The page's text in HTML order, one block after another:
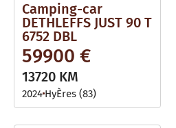
Camping-car
DETHLEFFS JUST 90 T
6752 DBL
59900 €
13720 KM
2024 HyÈres (83)